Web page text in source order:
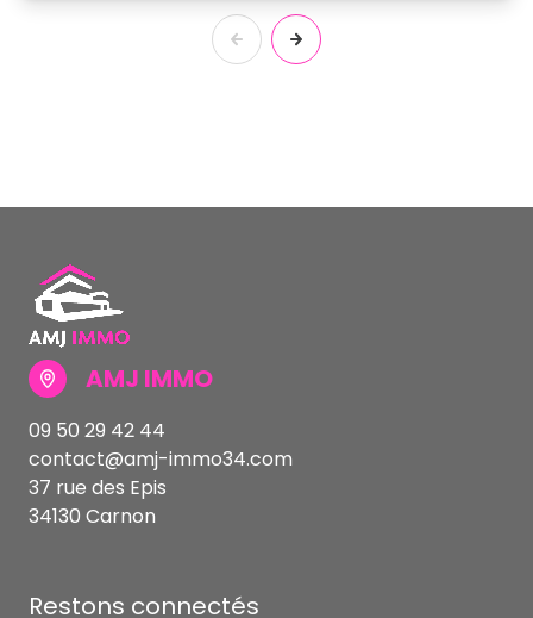
AMJ IMMO
09 50 29 42 44
contact@amj-immo34.com
37 rue des Epis
34130 Carnon
Restons connectés